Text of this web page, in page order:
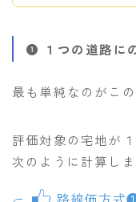
１つの道路に
最も単純なのがこの
評価対象の宅地が
次のように計算しま